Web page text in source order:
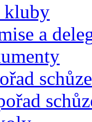
kluby
a
schůze